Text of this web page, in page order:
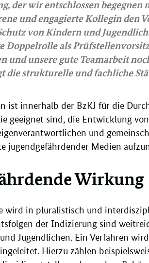
der wir entschlossen begegnen
und engagierte Kollegin den
von Kindern und
Doppelrolle als
und unsere gute Teamarbeit
die strukturelle und fachliche
ist innerhalb der BzKJ für die
geeignet sind, die Entwicklung
und
jugendgefährdender Medien
Wirkung
wird in pluralistisch und
der Indizierung sind
Jugendlichen. Ein Verfahren
Hierzu zählen